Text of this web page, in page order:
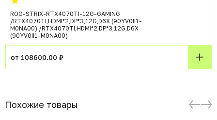
ROG-STRIX-RTX4070TI-12G-GAMING
/RTX4070TI,HDMI*2,DP*3,12G,D6X (90YV0II1-
M0NA00) /RTX4070TI,HDMI*2,DP*3,12G,D6X
(90YV0II1-M0NA00)
от 108600.00 ₽
Похожие товары